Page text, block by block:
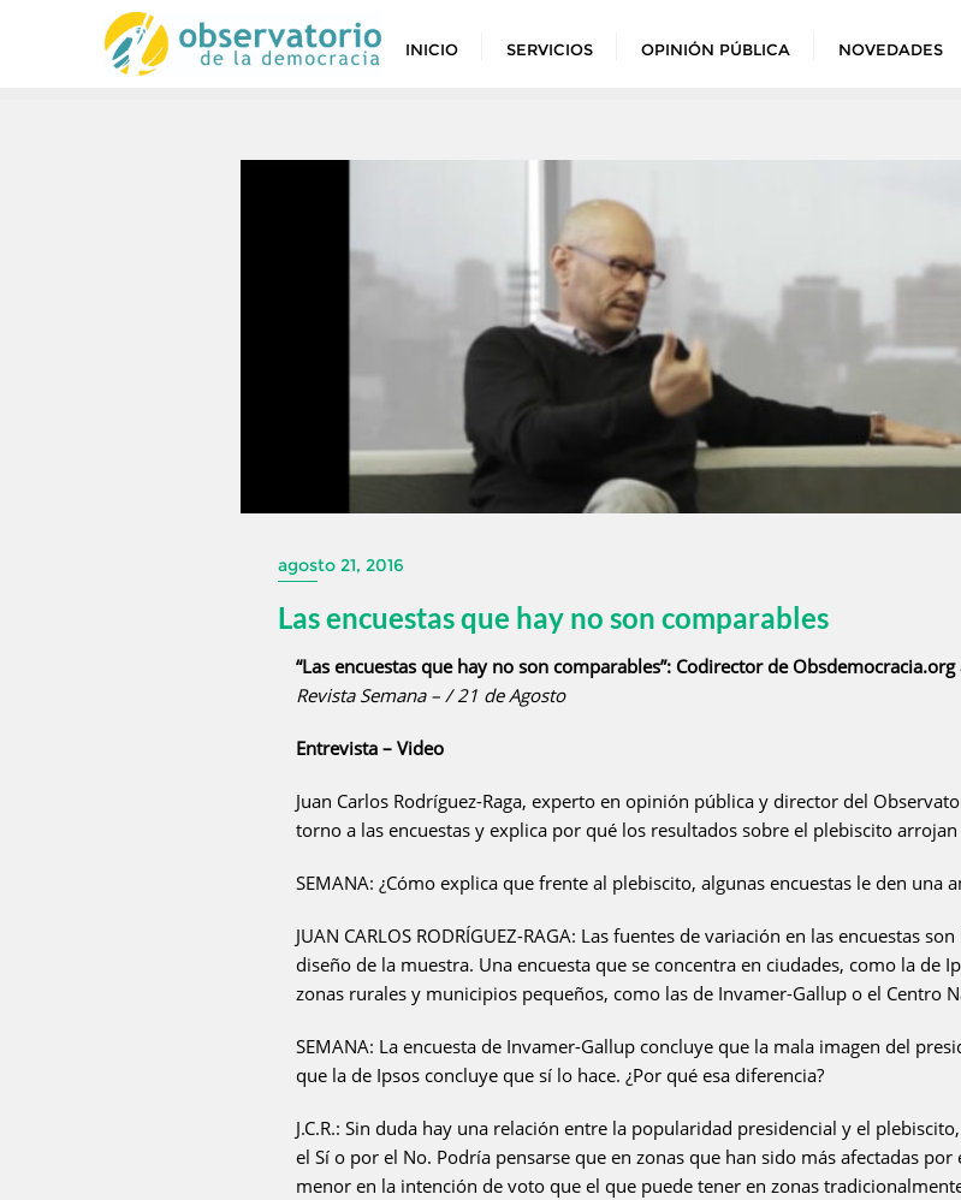
INICIO SERVICIOS OPINIÓN PÚBLICA NOVEDADES
agosto 21, 2016
Las encuestas que hay no son comparables
“Las encuestas que hay no son comparables”: Codirector de Obsdemocracia.org
Revista Semana – / 21 de Agosto
Entrevista – Video
Juan Carlos Rodríguez-Raga, experto en opinión pública y director del
torno a las encuestas y explica por qué los resultados sobre el plebiscito
SEMANA: ¿Cómo explica que frente al plebiscito, algunas encuestas le den una
JUAN CARLOS RODRÍGUEZ-RAGA: Las fuentes de variación en las encuestas
diseño de la muestra. Una encuesta que se concentra en ciudades, como la
zonas rurales y municipios pequeños, como las de Invamer-Gallup o el Centro
SEMANA: La encuesta de Invamer-Gallup concluye que la mala imagen del
que la de Ipsos concluye que sí lo hace. ¿Por qué esa diferencia?
J.C.R.: Sin duda hay una relación entre la popularidad presidencial y el
el Sí o por el No. Podría pensarse que en zonas que han sido más afectadas
menor en la intención de voto que el que puede tener en zonas